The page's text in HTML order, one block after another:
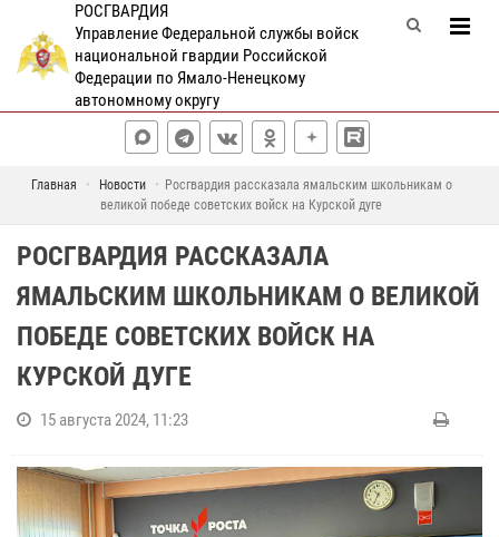
РОСГВАРДИЯ
Управление Федеральной службы войск
национальной гвардии Российской
Федерации по Ямало-Ненецкому
автономному округу
Главная Новости
Росгвардия рассказала ямальским школьникам о
великой победе советских войск на Курской дуге
РОСГВАРДИЯ РАССКАЗАЛА
ЯМАЛЬСКИМ ШКОЛЬНИКАМ О ВЕЛИКОЙ
ПОБЕДЕ СОВЕТСКИХ ВОЙСК НА
КУРСКОЙ ДУГЕ
15 августа 2024, 11:23